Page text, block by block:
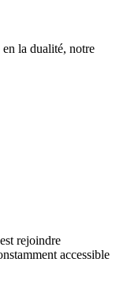
en la dualité, notre
rejoindre
accessible